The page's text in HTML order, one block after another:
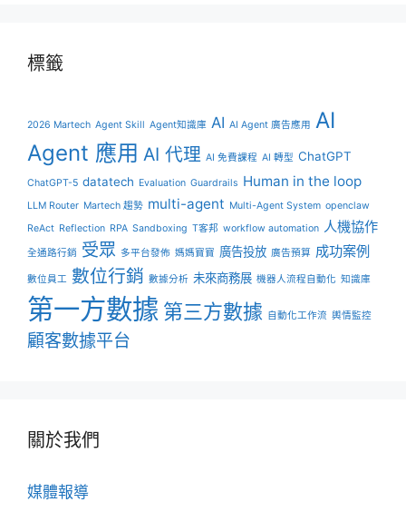
標籤
2026 Martech Agent Skill Agent知識庫 AI AI Agent 廣告應用 AI
Agent 應用 AI 代理 AI 免費課程 AI 轉型 ChatGPT
ChatGPT-5 datatech Evaluation Guardrails Human in the loop
LLM Router Martech 趨勢 multi-agent Multi-Agent System openclaw
ReAct Reflection RPA Sandboxing T客邦 workflow automation 人機協作
全通路行銷 受眾 多平台發佈 媽媽寶寶 廣告投放 廣告預算 成功案例
數位員工 數位行銷 數據分析 未來商務展 機器人流程自動化 知識庫
第一方數據 第三方數據 自動化工作流 輿情監控
顧客數據平台
關於我們
媒體報導